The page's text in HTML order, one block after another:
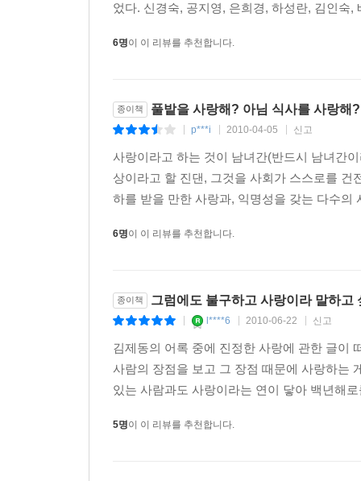
었다. 신경숙, 공지영, 은희경, 하성란, 김인숙
6명이 이 리뷰를 추천합니다.
종이책 풀밭을 사랑해? 아님 식사를 사랑해?
p***i 2010-04-05 신고
사랑이라고 하는 것이 남녀간(반드시 남녀간
상이라고 할 진댄, 그것을 사회가 스스로를
하를 받을 만한 사랑과, 익명성을 갖는 다수
6명이 이 리뷰를 추천합니다.
종이책 그럼에도 불구하고 사랑이라 말하고
l****6 2010-06-22 신고
김제동의 어록 중에 진정한 사랑에 관한 글이
사람의 장점을 보고 그 장점 때문에 사랑하는
있는 사람과도 사랑이라는 연이 닿아 백년해
5명이 이 리뷰를 추천합니다.